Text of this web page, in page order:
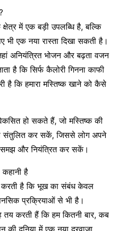
में एक बड़ी उपलब्धि है, बल्कि
एक नया रास्ता दिखा सकती है।
अनियंत्रित भोजन और बढ़ता वजन
है कि सिर्फ कैलोरी गिनना काफी
है कि हमारा मस्तिष्क खाने को कैसे
हो सकते हैं, जो मस्तिष्क की
संतुलित कर सकें, जिससे लोग अपने
और नियंत्रित कर सकें।
कहानी है
है कि भूख का संबंध केवल
प्रक्रियाओं से भी है।
करती हैं कि हम कितनी बार, कब
की दुनिया में एक नया दरवाज़ा